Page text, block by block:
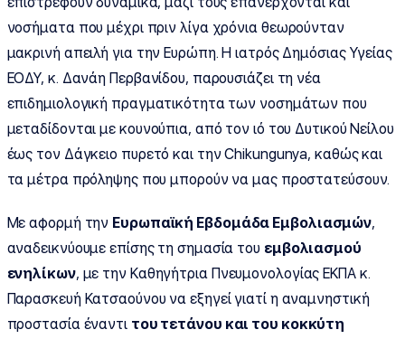
νοσήματα που μέχρι πριν λίγα χρόνια θεωρούνταν
μακρινή απειλή για την Ευρώπη. Η ιατρός Δημόσιας Υγείας
ΕΟΔΥ, κ. Δανάη Περβανίδου, παρουσιάζει τη νέα
επιδημιολογική πραγματικότητα των νοσημάτων που
μεταδίδονται με κουνούπια, από τον ιό του Δυτικού Νείλου
έως τον Δάγκειο πυρετό και την Chikungunya, καθώς και
τα μέτρα πρόληψης που μπορούν να μας προστατεύσουν.
Με αφορμή την Ευρωπαϊκή Εβδομάδα Εμβολιασμών,
αναδεικνύουμε επίσης τη σημασία του εμβολιασμού
ενηλίκων, με την Καθηγήτρια Πνευμονολογίας ΕΚΠΑ κ.
Παρασκευή Κατσαούνου να εξηγεί γιατί η αναμνηστική
προστασία έναντι του τετάνου και του κοκκύτη